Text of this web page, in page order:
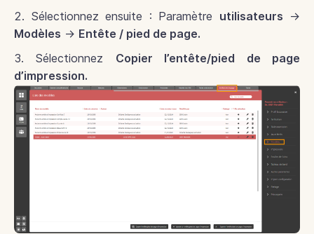
Sélectionnez ensuite : Paramètre utilisateurs →
Modèles → Entête / pied de page.
Sélectionnez Copier l’entête/pied de page
d’impression.